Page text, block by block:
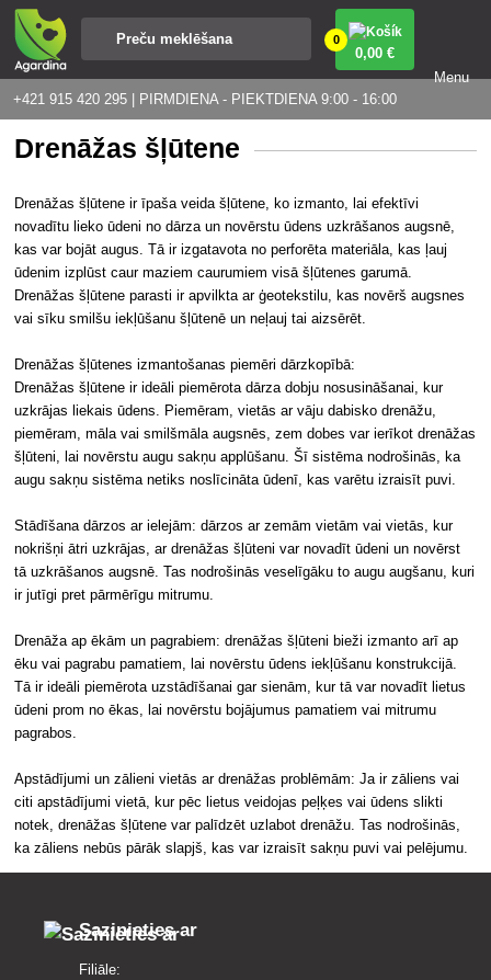
+421 915 420 295 | PIRMDIENA - PIEKTDIENA 9:00 - 16:00
0
0,00 €
Menu
Drenāžas šļūtene
Drenāžas šļūtene ir īpaša veida šļūtene, ko izmanto, lai efektīvi
novadītu lieko ūdeni no dārza un novērstu ūdens uzkrāšanos augsnē,
kas var bojāt augus. Tā ir izgatavota no perforēta materiāla, kas ļauj
ūdenim izplūst caur maziem caurumiem visā šļūtenes garumā.
Drenāžas šļūtene parasti ir apvilkta ar ģeotekstilu, kas novērš augsnes
vai sīku smilšu iekļūšanu šļūtenē un neļauj tai aizsērēt.
Drenāžas šļūtenes izmantošanas piemēri dārzkopībā:
Drenāžas šļūtene ir ideāli piemērota dārza dobju nosusināšanai, kur
uzkrājas liekais ūdens. Piemēram, vietās ar vāju dabisko drenāžu,
piemēram, māla vai smilšmāla augsnēs, zem dobes var ierīkot drenāžas
šļūteni, lai novērstu augu sakņu applūšanu. Šī sistēma nodrošinās, ka
augu sakņu sistēma netiks noslīcināta ūdenī, kas varētu izraisīt puvi.
Stādīšana dārzos ar ielejām: dārzos ar zemām vietām vai vietās, kur
nokrišņi ātri uzkrājas, ar drenāžas šļūteni var novadīt ūdeni un novērst
tā uzkrāšanos augsnē. Tas nodrošinās veselīgāku to augu augšanu, kuri
ir jutīgi pret pārmērīgu mitrumu.
Drenāža ap ēkām un pagrabiem: drenāžas šļūteni bieži izmanto arī ap
ēku vai pagrabu pamatiem, lai novērstu ūdens iekļūšanu konstrukcijā.
Tā ir ideāli piemērota uzstādīšanai gar sienām, kur tā var novadīt lietus
ūdeni prom no ēkas, lai novērstu bojājumus pamatiem vai mitrumu
pagrabos.
Apstādījumi un zālieni vietās ar drenāžas problēmām: Ja ir zāliens vai
citi apstādījumi vietā, kur pēc lietus veidojas peļķes vai ūdens slikti
notek, drenāžas šļūtene var palīdzēt uzlabot drenāžu. Tas nodrošinās,
ka zāliens nebūs pārāk slapjš, kas var izraisīt sakņu puvi vai pelējumu.
Sazinieties ar
Filiāle: